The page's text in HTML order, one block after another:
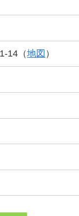
14（地図 ）